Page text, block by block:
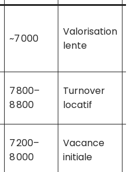
~7 000
Valorisation
lente
7 800–
8 800
Turnover
locatif
7 200–
8 000
Vacance
initiale